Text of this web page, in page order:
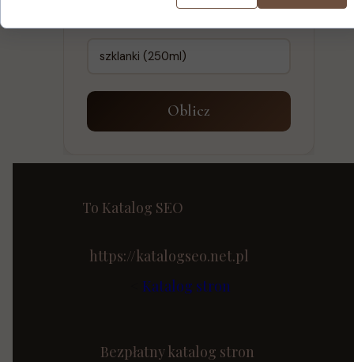
Oblicz
Katalog stron
Bezpłatny katalog stron
To Katalog SEO
https://katalogseo.net.pl